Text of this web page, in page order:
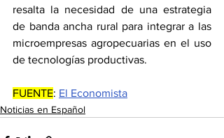
resalta la necesidad de una estrategia
de banda ancha rural para integrar a las
microempresas agropecuarias en el uso
de tecnologías productivas.
FUENTE: El Economista
Noticias en Español